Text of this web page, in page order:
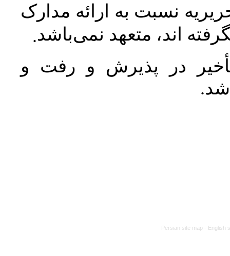
نسبت به ارائه مدارک
اند، متعهد نمی‌باشد.
در پذیرش و رفت و
شد.
Persian site map - English